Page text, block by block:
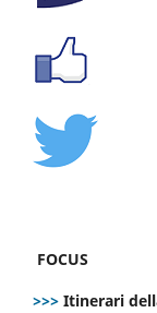
FOCUS
>>> Itinerari